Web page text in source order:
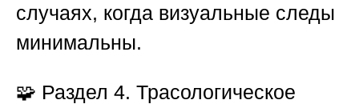
случаях, когда визуальные следы
минимальны.
🧩 Раздел 4. Трасологическое